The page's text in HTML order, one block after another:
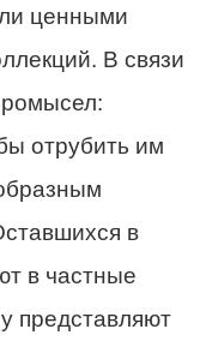
ценными
В связи
отрубить им
в
в частные
представляют